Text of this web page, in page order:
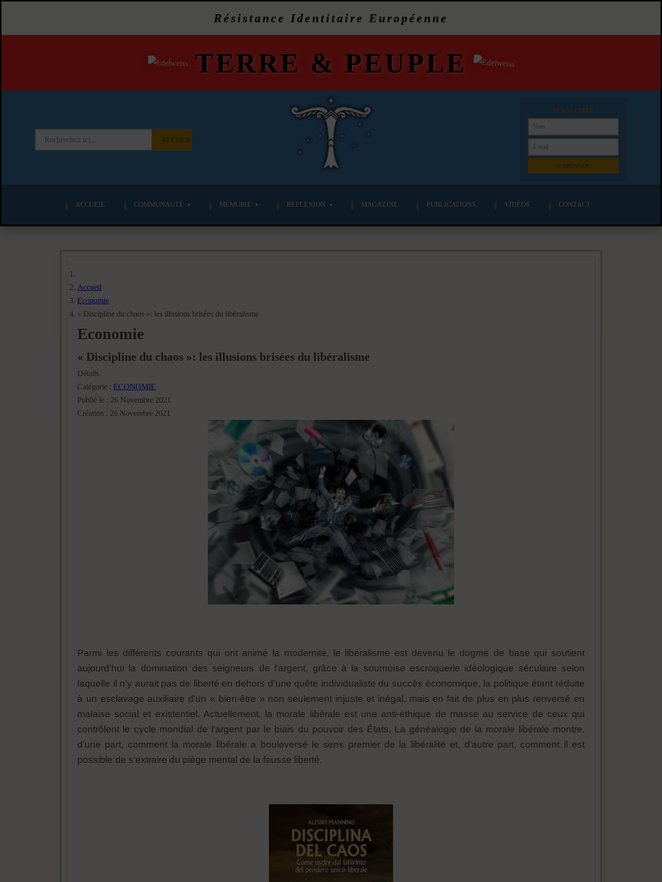
Résistance Identitaire Européenne
TERRE & PEUPLE
NEWSLETTER
ACCUEIL COMMUNAUTÉ MÉMOIRE RÉFLEXION MAGAZINE PUBLICATIONS VIDÉOS CONTACT
Accueil
Economie
« Discipline du chaos »: les illusions brisées du libéralisme
Economie
« Discipline du chaos »: les illusions brisées du libéralisme
Détails
Catégorie : ECONOMIE
Publié le : 26 Novembre 2021
Création : 26 Novembre 2021
Parmi les différents courants qui ont animé la modernité, le libéralisme est devenu le dogme de base qui soutient
aujourd'hui la domination des seigneurs de l'argent, grâce à la sournoise escroquerie idéologique séculaire selon
laquelle il n'y aurait pas de liberté en dehors d'une quête individualiste du succès économique, la politique étant réduite
à un esclavage auxiliaire d'un « bien-être » non seulement injuste et inégal, mais en fait de plus en plus renversé en
malaise social et existentiel. Actuellement, la morale libérale est une anti-éthique de masse au service de ceux qui
contrôlent le cycle mondial de l'argent par le biais du pouvoir des États. La généalogie de la morale libérale montre,
d'une part, comment la morale libérale a bouleversé le sens premier de la libéralité et, d'autre part, comment il est
possible de s'extraire du piège mental de la fausse liberté.